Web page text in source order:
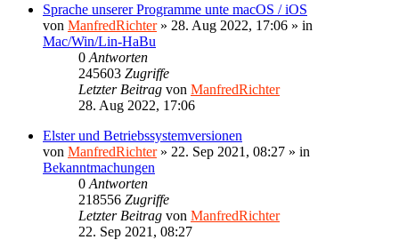
Sprache unserer Programme unte macOS / iOS
von ManfredRichter» 28. Aug 2022, 17:06 » in
Mac/Win/Lin-HaBu
0 Antworten
245603 Zugriffe
Letzter Beitrag von ManfredRichter
28. Aug 2022, 17:06
Elster und Betriebssystemversionen
von ManfredRichter» 22. Sep 2021, 08:27 » in
Bekanntmachungen
0 Antworten
218556 Zugriffe
Letzter Beitrag von ManfredRichter
22. Sep 2021, 08:27